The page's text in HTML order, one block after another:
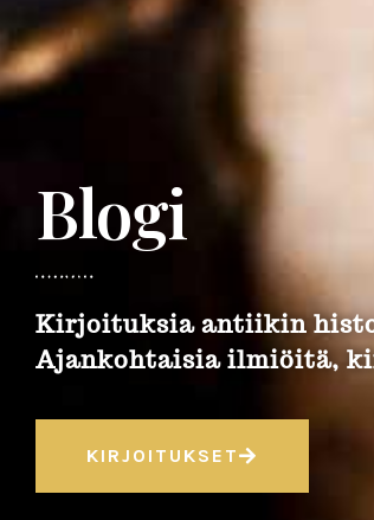
Blogi
Kirjoituksia antiikin
Ajankohtaisia ilmiöitä,
KIRJOITUKSET